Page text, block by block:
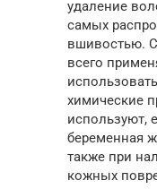
удаление
самых
вшивостью.
всего
химические
используют,
беременная
также при
кожных